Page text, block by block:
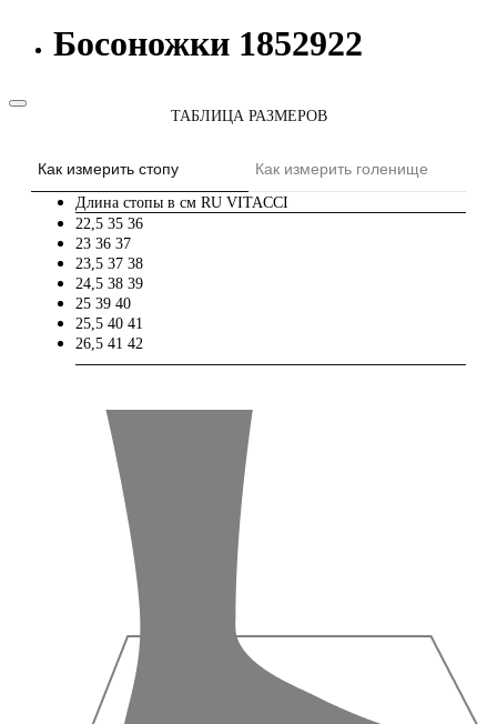
Босоножки 1852922
ТАБЛИЦА РАЗМЕРОВ
Как измерить стопу Как измерить голенище
Длина стопы в см RU VITACCI
22,5 35 36
23 36 37
23,5 37 38
24,5 38 39
25 39 40
25,5 40 41
26,5 41 42